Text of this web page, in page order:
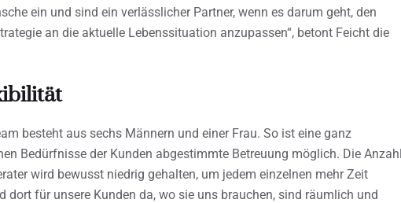
ein und sind ein verlässlicher Partner, wenn es darum geht, den
an die aktuelle Lebenssituation anzupassen“, betont Feicht die
besteht aus sechs Männern und einer Frau. So ist eine ganz
Bedürfnisse der Kunden abgestimmte Betreuung möglich. Die Anzahl
wird bewusst niedrig gehalten, um jedem einzelnen mehr Zeit
dort für unsere Kunden da, wo sie uns brauchen, sind räumlich und